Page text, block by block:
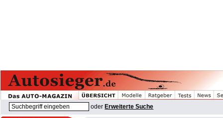
oder Erweiterte Suche